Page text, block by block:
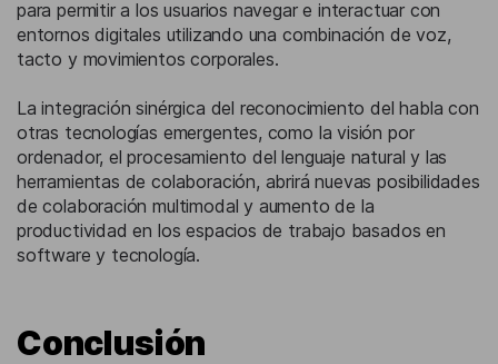
para permitir a los usuarios navegar e interactuar con
entornos digitales utilizando una combinación de voz,
tacto y movimientos corporales.
La integración sinérgica del reconocimiento del habla con
otras tecnologías emergentes, como la visión por
ordenador, el procesamiento del lenguaje natural y las
herramientas de colaboración, abrirá nuevas posibilidades
de colaboración multimodal y aumento de la
productividad en los espacios de trabajo basados en
software y tecnología.
Conclusión